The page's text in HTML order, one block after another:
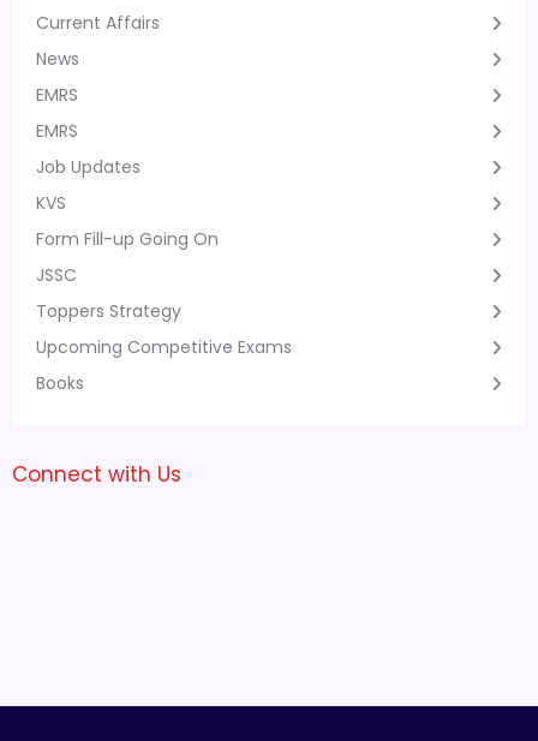
Current Affairs
News
EMRS
EMRS
Job Updates
KVS
Form Fill-up Going On
JSSC
Toppers Strategy
Upcoming Competitive Exams
Books
Connect with Us